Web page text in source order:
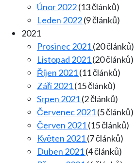
Únor 2022(13 článků)
Leden 2022(9 článků)
2021
Prosinec 2021(20 článků)
Listopad 2021(20 článků)
Říjen 2021(11 článků)
Září 2021(15 článků)
Srpen 2021(2 článků)
Červenec 2021(5 článků)
Červen 2021(15 článků)
Květen 2021(7 článků)
Duben 2021(4 článků)